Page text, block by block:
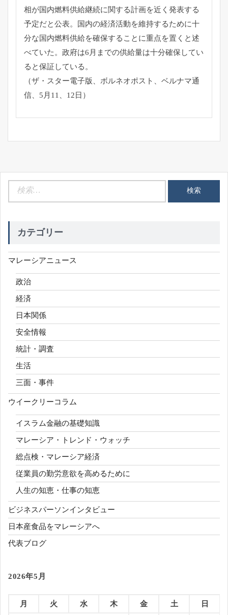
相が国内燃料供給継続に関する計画を近く発表する
予定だと公表。
国内の経済活動を維持するために十
分な国内燃料供給を確保するこ とに重点を置くと述
べていた。 政府は6月までの供給量は十分確保してい
ると保証している。
（ザ・スター電子版、ボルネオポスト、ベルナマ通
信、5月11、 12日）
カテゴリー
マレーシアニュース
政治
経済
日本関係
安全情報
統計・調査
生活
三面・事件
ウイークリーコラム
イスラム金融の基礎知識
マレーシア・トレンド・ウォッチ
総点検・マレーシア経済
従業員の勤労意欲を高めるために
人生の知恵・仕事の知恵
ビジネスパーソンインタビュー
日本産食品をマレーシアへ
代表ブログ
2026年5月
月 火 水 木 金 土 日